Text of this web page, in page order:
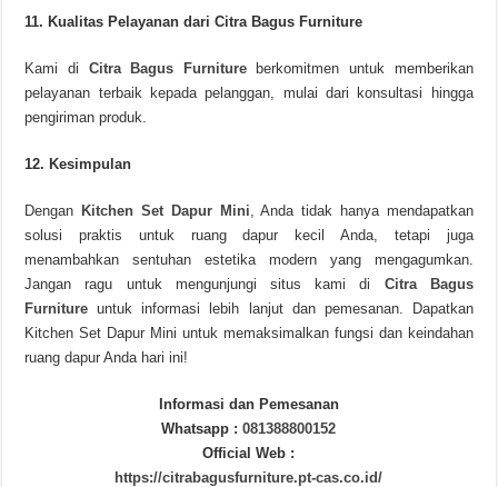
11. Kualitas Pelayanan dari Citra Bagus Furniture
Kami di Citra Bagus Furnitureberkomitmen untuk memberikan
pelayanan terbaik kepada pelanggan, mulai dari konsultasi hingga
pengiriman produk.
12. Kesimpulan
Dengan Kitchen Set Dapur Mini, Anda tidak hanya mendapatkan
solusi praktis untuk ruang dapur kecil Anda, tetapi juga
menambahkan sentuhan estetika modern yang mengagumkan.
Jangan ragu untuk mengunjungi situs kami di Citra Bagus
Furniture untuk informasi lebih lanjut dan pemesanan. Dapatkan
Kitchen Set Dapur Mini untuk memaksimalkan fungsi dan keindahan
ruang dapur Anda hari ini!
Informasi dan Pemesanan
Whatsapp :081388800152
Official Web :
https://citrabagusfurniture.pt-cas.co.id/